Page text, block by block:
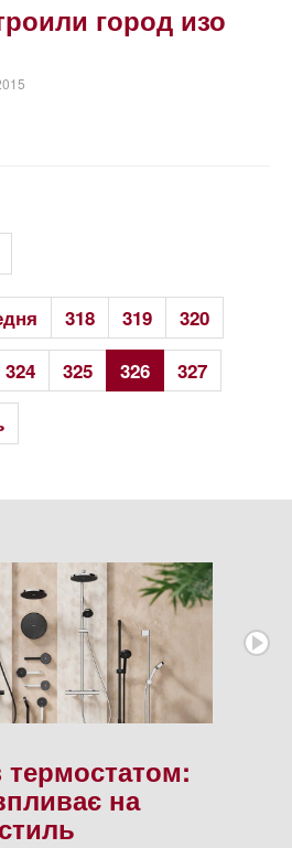
город изо
318 319
320
324 325 326
327
термостатом:
на